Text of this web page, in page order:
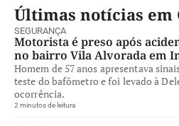
Últimas notícias em
SEGURANÇA
Motorista é preso após
no bairro Vila Alvorada em
Homem de 57 anos apresentava
teste do bafômetro e foi levado à
ocorrência.
2 minutos de leitura